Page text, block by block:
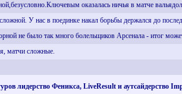
оказалась ничья в матче
У нас в поединке накал борьбы держался до
не было так много болельщиков Арсенала - итог
матчи сложные.
лидерство Феникса, LiveResult и аутсайдерство